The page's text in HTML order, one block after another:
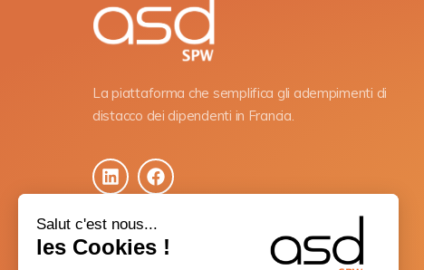
Salut c'est nous...
les Cookies !
La piattaforma che semplifica gli adempimenti di
distacco dei dipendenti in Francia.